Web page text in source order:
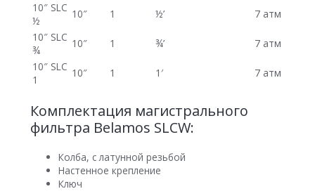
10″ SLC
½
10″ 1 ½’
7 атм
10″ SLC
¾
10″ 1 ¾’
7 атм
10″ SLC
1
10″ 1 1′ 7 атм
Комплектация магистрального
фильтра Belamos SLCW:
Колба, с латунной резьбой
Настенное крепление
Ключ